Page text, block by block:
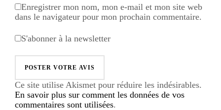
Enregistrer mon nom, mon e-mail et mon site web
dans le navigateur pour mon prochain commentaire.
S'abonner à la newsletter
Ce site utilise Akismet pour réduire les indésirables.
En savoir plus sur comment les données de vos
commentaires sont utilisées.